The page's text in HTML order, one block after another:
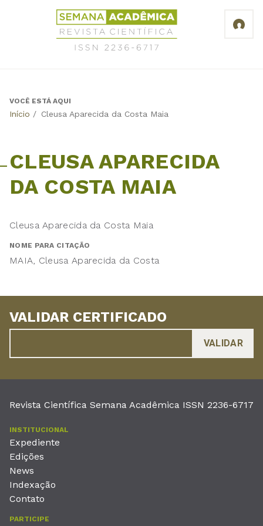
Revista
Científica
Semana
6717
Back
VOCÊ ESTÁ AQUI
Início / Cleusa Aparecida da Costa Maia
CLEUSA APARECIDA
DA COSTA MAIA
Cleusa Aparecida da Costa Maia
NOME PARA CITAÇÃO
MAIA, Cleusa Aparecida da Costa
VALIDAR CERTIFICADO
Revista Científica Semana Acadêmica ISSN 2236-6717
INSTITUCIONAL
Expediente
Edições
News
Indexação
Contato
PARTICIPE